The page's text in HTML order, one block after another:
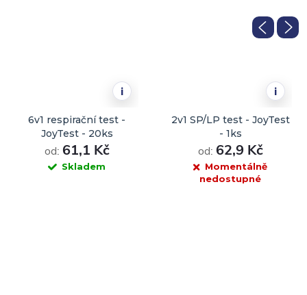
i
6v1 respirační test -
JoyTest - 20ks
od: 61,1 Kč
Skladem
i
2v1 SP/LP test - JoyTest
- 1ks
od: 62,9 Kč
Momentálně
nedostupné